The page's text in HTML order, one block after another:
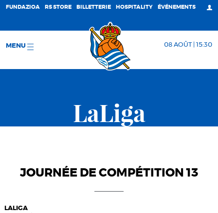
FUNDAZIOA RS STORE BILLETTERIE HOSPITALITY ÉVÉNEMENTS
MENU 08 AOÛT | 15:30
LaLiga
JOURNÉE DE COMPÉTITION 13
LALIGA